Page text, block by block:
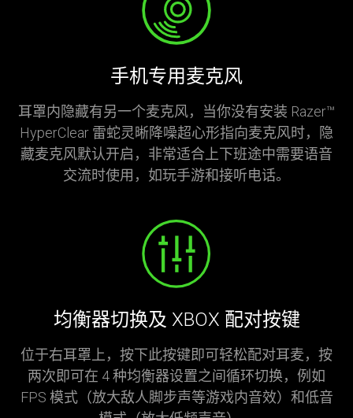
手机专用麦克风
耳罩内隐藏有另一个麦克风，当你没有安装 Razer™
HyperClear 雷蛇灵晰降噪超心形指向麦克风时，隐
藏麦克风默认开启，非常适合上下班途中需要语音
交流时使用，如玩手游和接听电话。
均衡器切换及 XBOX 配对按键
位于右耳罩上，按下此按键即可轻松配对耳麦，按
两次即可在 4 种均衡器设置之间循环切换，例如
FPS 模式（放大敌人脚步声等游戏内音效）和低音